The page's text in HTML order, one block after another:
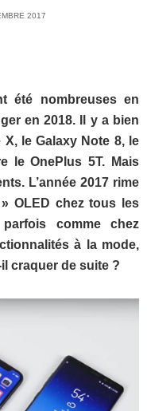
2017
été nombreuses en
en 2018. Il y a bien
le Galaxy Note 8, le
le OnePlus 5T. Mais
L’année 2017 rime
OLED chez tous les
comme chez
à la mode,
craquer de suite ?